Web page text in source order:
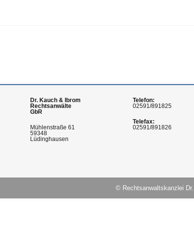
Dr. Kauch & Ibrom
Rechtsanwälte
GbR
Mühlenstraße 61
59348
Lüdinghausen
Telefon:
02591/891825
Telefax:
02591/891826
© Rechtsanwaltskanzlei